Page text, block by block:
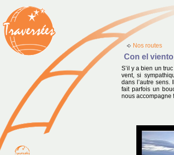
Nos routes
Con el
S’il y a bien un
vent, si
dans l’autre sens.
fait parfois un
nous accompagne